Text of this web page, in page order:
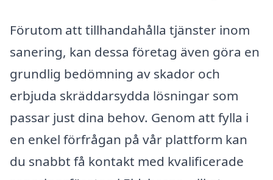
Förutom att tillhandahålla tjänster inom
sanering, kan dessa företag även göra en
grundlig bedömning av skador och
erbjuda skräddarsydda lösningar som
passar just dina behov. Genom att fylla i
en enkel förfrågan på vår plattform kan
du snabbt få kontakt med kvalificerade